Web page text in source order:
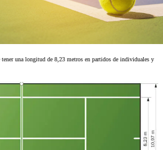
tener una longitud de 8,23 metros en partidos de individuales y